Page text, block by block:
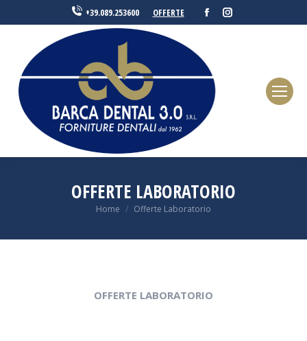
+39.089.253600 OFFERTE Facebook
OFFERTE LABORATORIO
You are here:
Home Offerte Laboratorio
OFFERTE LABORATORIO